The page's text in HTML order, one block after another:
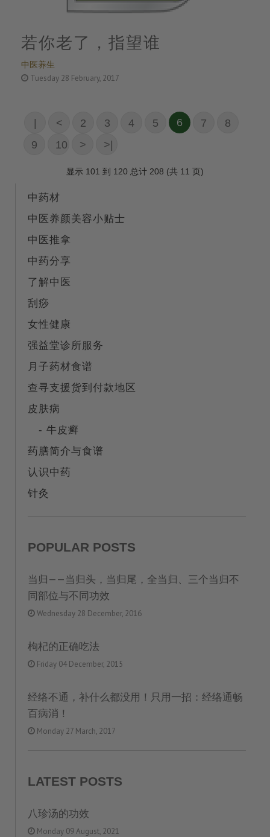
中医养生
若你老了，指望谁
Tuesday 28 February, 2017
|
< 2 3 4 5 6 7
8
9
10 > >|
显示 101 到 120 总计 208 (共 11 页)
中药材
中医养颜美容小贴士
中医推拿
中药分享
了解中医
刮痧
女性健康
强益堂诊所服务
月子药材食谱
查寻支援货到付款地区
皮肤病
- 牛皮癣
药膳简介与食谱
认识中药
针灸
POPULAR POSTS
当归——当归头，当归尾，全当归、三个当归不
同部位与不同功效
Wednesday 28 December, 2016
枸杞的正确吃法
Friday 04 December, 2015
经络不通，补什么都没用！只用一招：经络通畅
百病消！
Monday 27 March, 2017
LATEST POSTS
八珍汤的功效
Monday 09 August, 2021